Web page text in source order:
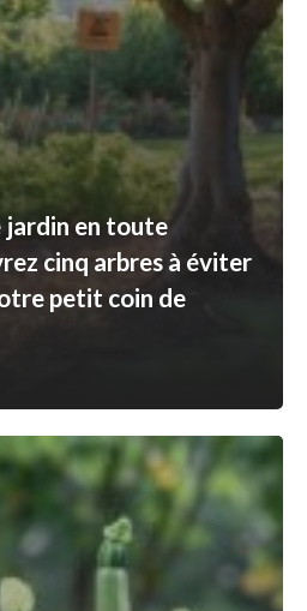
en toute
cinq arbres à éviter
petit coin de